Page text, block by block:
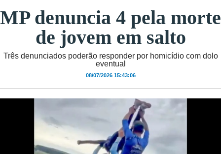
MP denuncia 4 pela morte
de jovem em salto
Três denunciados poderão responder por homicídio com dolo
eventual
08/07/2026 15:43:06